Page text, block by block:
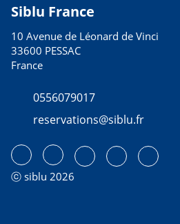
Siblu France
10 Avenue de Léonard de Vinci
33600 PESSAC
France
0556079017
reservations@siblu.fr
ⓒ siblu 2026